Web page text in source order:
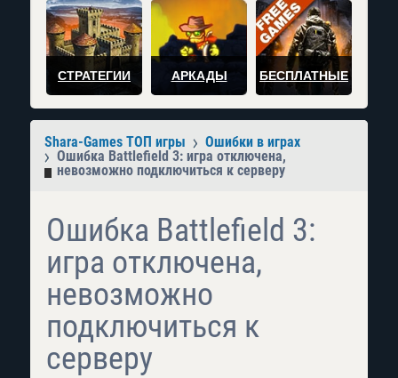
СТРАТЕГИИ АРКАДЫ БЕСПЛАТНЫЕ
Shara-Games ТОП игры
Ошибки в играх
Ошибка Battlefield 3: игра отключена,
невозможно подключиться к серверу
Ошибка Battlefield 3:
игра отключена,
невозможно
подключиться к
серверу